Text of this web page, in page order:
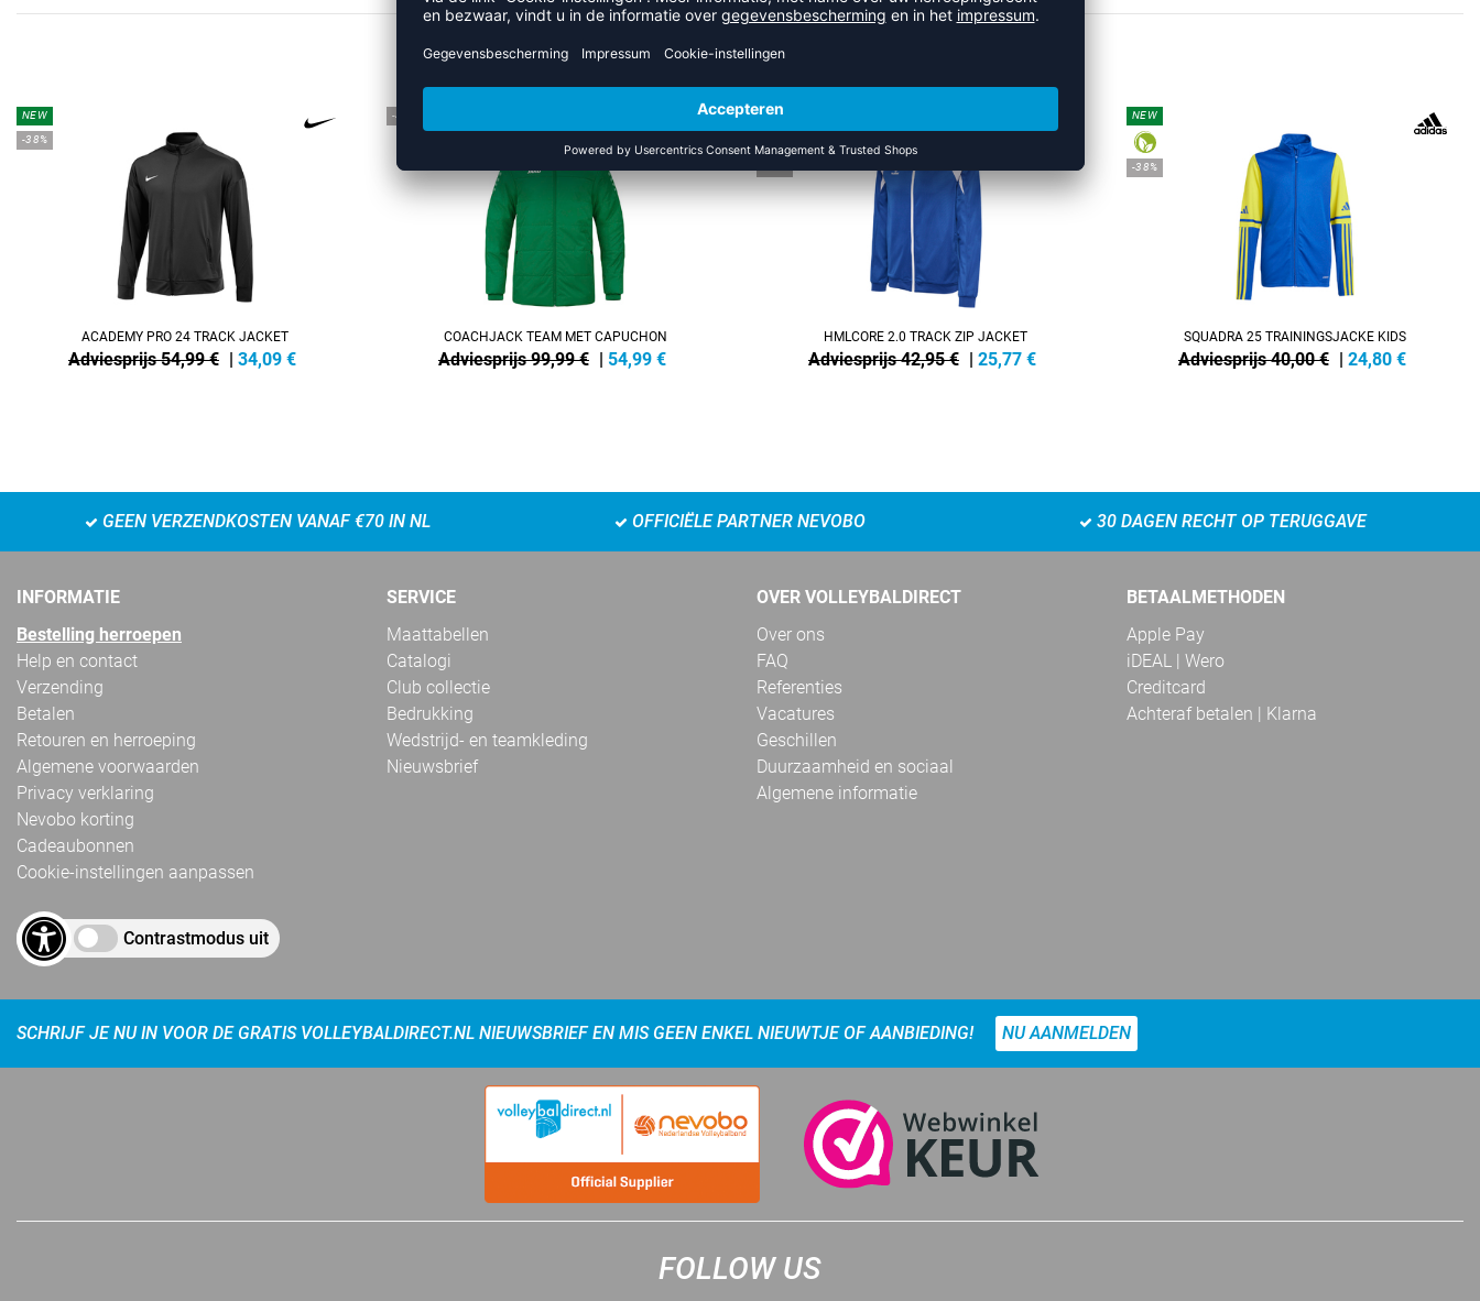
MEER UIT DE CATEGORIE TRAININGSJACKS
NEW
-38%
ACADEMY PRO 24 TRACK JACKET
Adviesprijs 54,99 € | 34,09 €
-45%
COACHJACK TEAM MET CAPUCHON
Adviesprijs 99,99 € | 54,99 €
NEW
HMLCORE 2.0 TRACK ZIP JACKET
Adviesprijs 42,95 € | 25,77 €
NEW
-38%
SQUADRA 25 TRAININGSJACKE KIDS
Adviesprijs 40,00 € | 24,80 €
GEEN VERZENDKOSTEN VANAF €70 IN NL OFFICIËLE PARTNER NEVOBO 30 DAGEN RECHT OP TERUGGAVE
INFORMATIE
Bestelling herroepen
Help en contact
Verzending
Betalen
Retouren en herroeping
Algemene voorwaarden
Privacy verklaring
Nevobo korting
Cadeaubonnen
Cookie-instellingen aanpassen
Contrastmodus uit
SERVICE
Maattabellen
Catalogi
Club collectie
Bedrukking
Wedstrijd- en teamkleding
Nieuwsbrief
OVER VOLLEYBALDIRECT
Over ons
FAQ
Referenties
Vacatures
Geschillen
Duurzaamheid en sociaal
Algemene informatie
BETAALMETHODEN
Apple Pay
iDEAL | Wero
Creditcard
Achteraf betalen | Klarna
SCHRIJF JE NU IN VOOR DE GRATIS VOLLEYBALDIRECT.NL NIEUWSBRIEF EN MIS GEEN ENKEL NIEUWTJE OF AANBIEDING! NU AANMELDEN
FOLLOW US